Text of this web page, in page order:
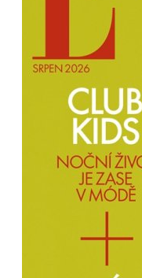
Apetit
Svět ženy